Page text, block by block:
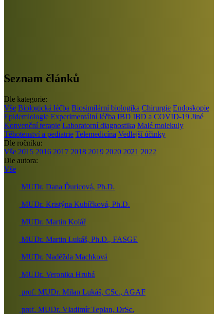
Seznam článků
Dle kategorie:
Vše Biologická léčba Biosimilární biologika Chirurgie Endoskopie
Epidemiologie Experimentální léčba IBD IBD a COVID-19 Jiné
Konvenční terapie Laboratorní diagnostika Malé molekuly
Těhotenství a pediatrie Telemedicína Vedlejší účinky
Dle ročníku:
Vše 2015 2016 2017 2018 2019 2020 2021 2022
Dle autora:
Vše
MUDr. Dana Ďuricová, Ph.D.
MUDr. Kristýna Kubíčková, Ph.D.
MUDr. Martin Kolář
MUDr. Martin Lukáš, Ph.D., FASGE
MUDr. Naděžda Machková
MUDr. Veronika Hrubá
prof. MUDr. Milan Lukáš, CSc., AGAF
prof. MUDr. Vladimír Teplan, DrSc.